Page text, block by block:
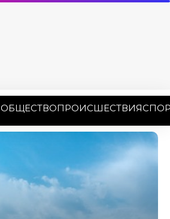
ОБЩЕСТВОПРОИСШЕСТВИЯ